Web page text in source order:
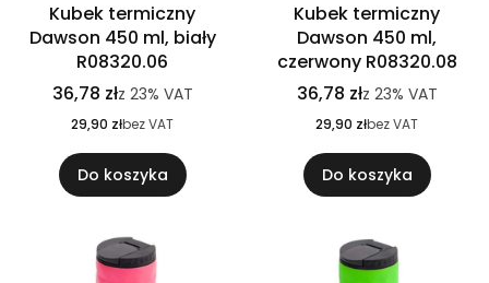
Kubek termiczny
Dawson 450 ml, biały
R08320.06
36,78 złz 23% VAT
29,90 złbez VAT
Do koszyka
Kubek termiczny
Dawson 450 ml,
czerwony R08320.08
36,78 złz 23% VAT
29,90 złbez VAT
Do koszyka